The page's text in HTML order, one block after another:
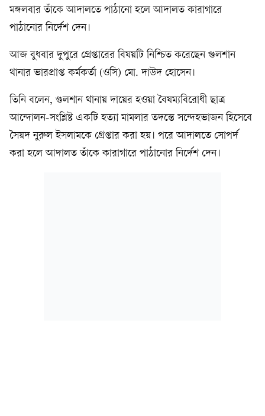
মঙ্গলবার তাঁকে আদালতে পাঠানো হলে আদালত কারাগারে
পাঠানোর নির্দেশ দেন।
আজ ‎বুধবার দুপুরে গ্রেপ্তারের বিষয়টি নিশ্চিত করেছেন গুলশান
থানার ভারপ্রাপ্ত কর্মকর্তা (ওসি) মো. দাউদ হোসেন।
‎তিনি বলেন, গুলশান থানায় দায়ের হওয়া বৈষম্যবিরোধী ছাত্র
আন্দোলন-সংশ্লিষ্ট একটি হত্যা মামলার তদন্তে সন্দেহভাজন হিসেবে
সৈয়দ নুরুল ইসলামকে গ্রেপ্তার করা হয়। পরে আদালতে সোপর্দ
করা হলে আদালত তাঁকে কারাগারে পাঠানোর নির্দেশ দেন।